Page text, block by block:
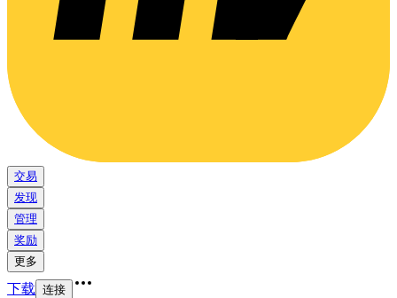
交易
发现
管理
奖励
更多
下载 连接